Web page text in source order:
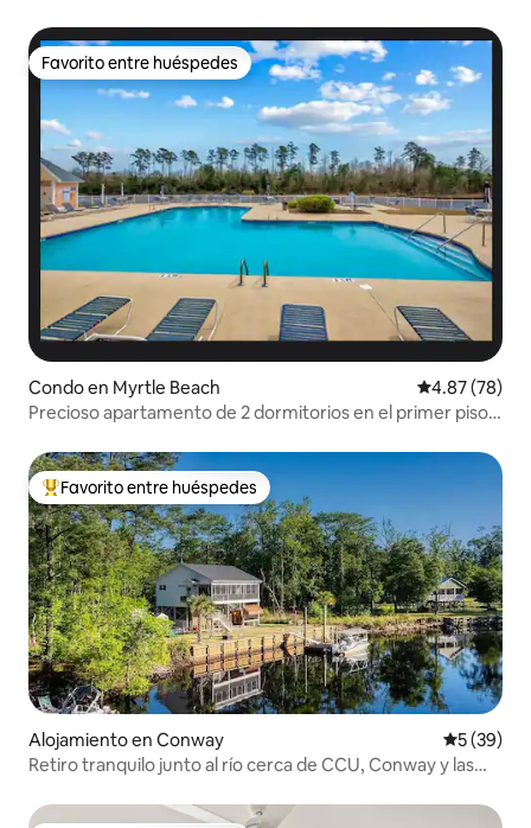
Favorito entre huéspedes
Favorito entre huéspedes
Condo en Myrtle Beach Calificación
4.87 (78)
Precioso apartamento de 2 dormitorios en el primer piso,
Favorito entre huéspedes preferido
Favorito entre huéspedes
Alojamiento en Conway
5 (39)
Retiro tranquilo junto al río cerca de CCU, Conway y las